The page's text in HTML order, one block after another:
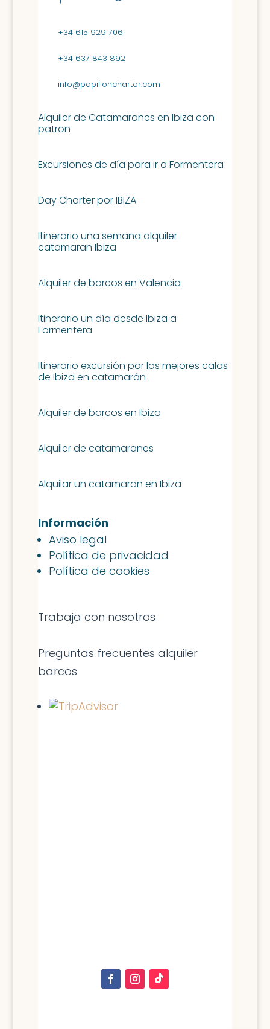
+34 615 929 706
+34 637 843 892
info@papilloncharter.com
Alquiler de Catamaranes en Ibiza con
patron
Excursiones de día para ir a Formentera
Day Charter por IBIZA
Itinerario una semana alquiler
catamaran Ibiza
Alquiler de barcos en Valencia
Itinerario un día desde Ibiza a
Formentera
Itinerario excursión por las mejores calas
de Ibiza en catamarán
Alquiler de barcos en Ibiza
Alquiler de catamaranes
Alquilar un catamaran en Ibiza
Información
Aviso legal
Política de privacidad
Política de cookies
Trabaja con nosotros
Preguntas frecuentes alquiler
barcos